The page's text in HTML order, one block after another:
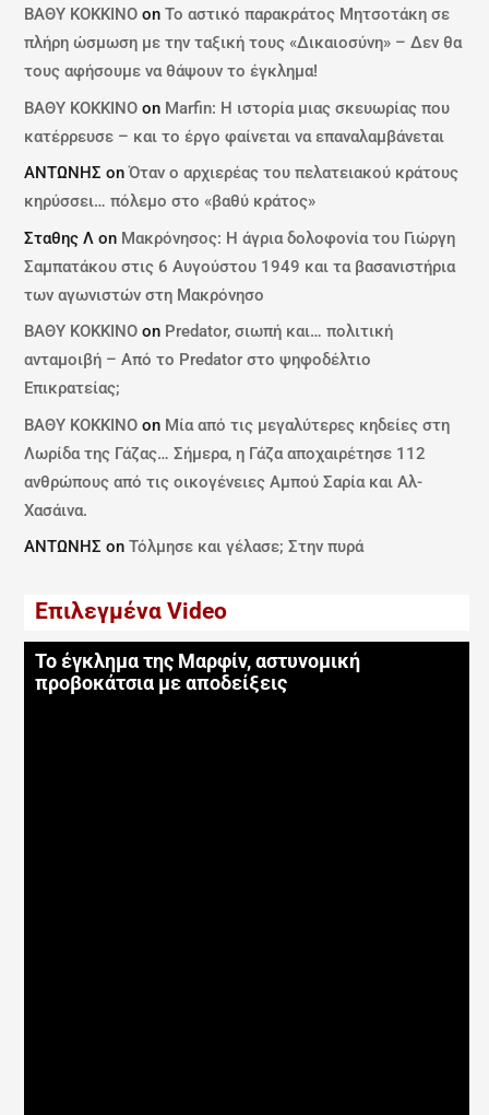
ΒΑΘΥ ΚΟΚΚΙΝΟ onΤο αστικό παρακράτος Μητσοτάκη σε
πλήρη ώσμωση με την ταξική τους «Δικαιοσύνη» – Δεν θα
τους αφήσουμε να θάψουν το έγκλημα!
ΒΑΘΥ ΚΟΚΚΙΝΟ on Marfin: Η ιστορία μιας σκευωρίας που
κατέρρευσε – και το έργο φαίνεται να επαναλαμβάνεται
ΑΝΤΩΝΗΣ onΌταν ο αρχιερέας του πελατειακού κράτους
κηρύσσει… πόλεμο στο «βαθύ κράτος»
Σταθης Λ on Μακρόνησος: Η άγρια δολοφονία του Γιώργη
Σαμπατάκου στις 6 Αυγούστου 1949 και τα βασανιστήρια
των αγωνιστών στη Μακρόνησο
ΒΑΘΥ ΚΟΚΚΙΝΟ on Predator, σιωπή και… πολιτική
ανταμοιβή – Από το Predator στο ψηφοδέλτιο
Επικρατείας;
ΒΑΘΥ ΚΟΚΚΙΝΟ on Μία από τις μεγαλύτερες κηδείες στη
Λωρίδα της Γάζας… Σήμερα, η Γάζα αποχαιρέτησε 112
ανθρώπους από τις οικογένειες Αμπού Σαρία και Αλ-
Χασάινα.
ΑΝΤΩΝΗΣ onΤόλμησε και γέλασε; Στην πυρά
Επιλεγμένα Video
Το έγκλημα της Μαρφίν, αστυνομική
προβοκάτσια με αποδείξεις